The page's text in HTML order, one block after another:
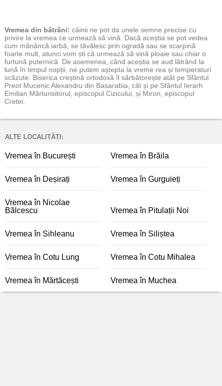
Vremea din bătrâni: câinii ne pot da unele semne precise cu
privire la vremea ce urmează să vină. Dacă aceștia se pot vedea
cum mănâncă iarbă, se tăvălesc prin ogradă sau se scarpină
foarte mult, atunci vom ști că urmează să vină ploaie sau chiar o
furtună puternică. De asemenea, când aceștia se aud lătrând la
lună în timpul nopții, ne putem aștepta la vreme rea și temperaturi
scăzute. Biserica creștină ortodoxă îl sărbătorește atât pe Sfântul
Preot Mucenic Alexandru din Basarabia, cât și pe Sfântul Ierarh
Emilian Mărturisitorul, episcopul Cizicului, și Miron, episcopul
Cretei.
ALTE LOCALITĂȚI:
Vremea în București Vremea în Brăila
Vremea în Deșirați Vremea în Gurguieți
Vremea în Nicolae
Bălcescu
Vremea în Pitulații Noi
Vremea în Sihleanu Vremea în Siliștea
Vremea în Cotu Lung Vremea în Cotu Mihalea
Vremea în Mărtăcești Vremea în Muchea